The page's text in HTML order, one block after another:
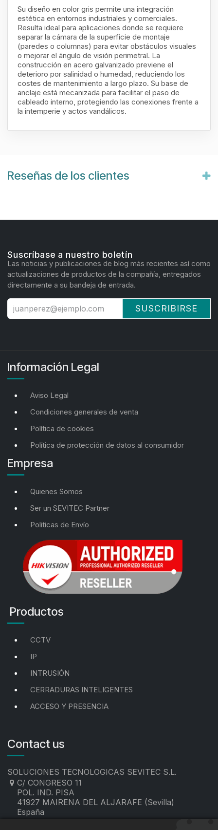
Su diseño en color gris permite una integración
estética en entornos industriales y comerciales.
Resulta ideal para aplicaciones donde se requiere
separar la cámara de la superficie de montaje
(paredes o columnas) para evitar obstáculos visuales
o mejorar el ángulo de visión perimetral. La
construcción en acero galvanizado previene el
deterioro por salinidad o humedad, reduciendo los
costes de mantenimiento a largo plazo. Su base de
anclaje está mecanizada para facilitar el paso de
cableado interno, protegiendo las conexiones frente a
la intemperie y actos vandálicos.
Reseñas de los clientes
Suscríbase a nuestro boletín
Las noticias y publicaciones de blog más recientes así como
actualizaciones de productos de la compañía, entregados
directamente a su bandeja de entrada.
SUSCRIBIRSE
Información Legal
Aviso Legal
Condiciones generales de venta
Política de cookies
Política de protección de datos al consumidor
Empresa
Quienes Somos
Ser un SEVITEC Partner
Politicas de Envío
Productos
CCTV
IP
INTRUSIÓN
CERRADURAS INTELIGENTES
ACCESO Y PRESENCIA
Contact us
SOLUCIONES TECNOLOGICAS SEVITEC S.L.
C/ CONGRESO 11
POL. IND. PISA
41927 MAIRENA DEL ALJARAFE (Sevilla)
España